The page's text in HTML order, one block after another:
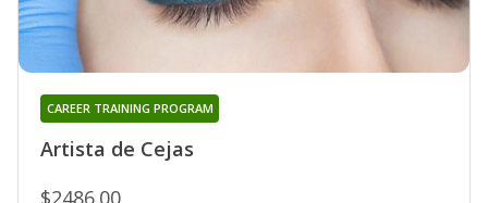
Artista de Cejas
CAREER TRAINING PROGRAM
$2486.00